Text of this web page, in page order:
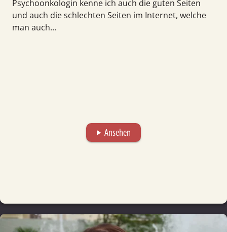
Psychoonkologin kenne ich auch die guten Seiten
und auch die schlechten Seiten im Internet, welche
man auch...
play_arrow Ansehen